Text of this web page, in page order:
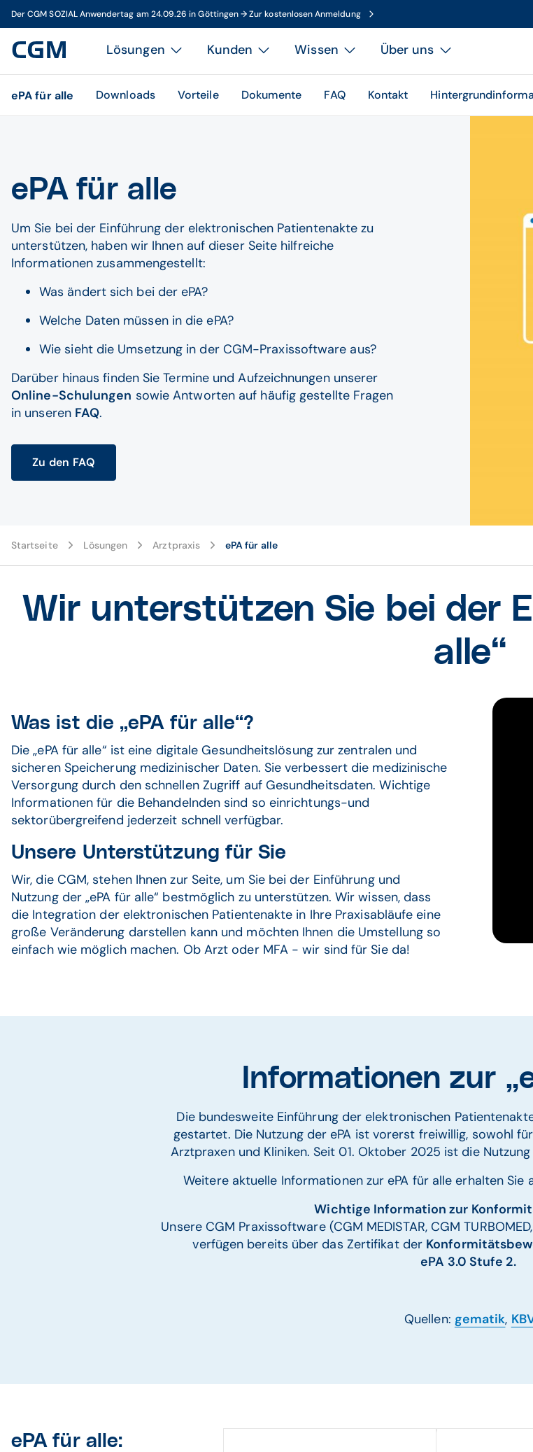
Der CGM SOZIAL Anwendertag am 24.09.26 in Göttingen → Zur kostenlosen Anmeldung
Lösungen Kunden Wissen Über uns
ePA für alle Kontakt
Downloads Vorteile Dokumente FAQ
ePA für alle
Um Sie bei der Einführung der elektronischen Patientenakte zu
unterstützen, haben wir Ihnen auf dieser Seite hilfreiche
Informationen zusammengestellt:
Was ändert sich bei der ePA?
Welche Daten müssen in die ePA?
Wie sieht die Umsetzung in der CGM-Praxissoftware aus?​
Darüber hinaus finden Sie Termine und Aufzeichnungen unserer
Online-Schulungen sowie Antworten auf häufig gestellte Fragen
in unseren FAQ.
Zu den FAQ
Startseite Lösungen Arztpraxis ePA für alle
Wir unterstützen Sie bei der
alle“
Was ist die „ePA für alle“?
Die „ePA für alle“ ist eine digitale Gesundheitslösung zur zentralen und
sicheren Speicherung medizinischer Daten. Sie verbessert die medizinische
Versorgung durch den schnellen Zugriff auf Gesundheitsdaten. Wichtige
Informationen für die Behandelnden sind so einrichtungs-und
sektorübergreifend jederzeit schnell verfügbar.
Unsere Unterstützung für Sie
Wir, die CGM, stehen Ihnen zur Seite, um Sie bei der Einführung und
Nutzung der „ePA für alle“ bestmöglich zu unterstützen. Wir wissen, dass
die Integration der elektronischen Patientenakte in Ihre Praxisabläufe eine
große Veränderung darstellen kann und möchten Ihnen die Umstellung so
einfach wie möglich machen. Ob Arzt oder MFA - wir sind für Sie da!
Informationen zur
Die bundesweite Einführung der elektronischen
gestartet. Die Nutzung der ePA ist vorerst freiwillig, sowohl
Arztpraxen und Kliniken. Seit 01. Oktober 2025 ist die
Weitere aktuelle Informationen zur ePA für alle erhalten Sie
Wichtige Information zur
Unsere CGM Praxissoftware (CGM MEDISTAR, CGM
verfügen bereits über das Zertifikat der
ePA 3.0 Stufe 2.
Quellen: gematik,
ePA für alle: